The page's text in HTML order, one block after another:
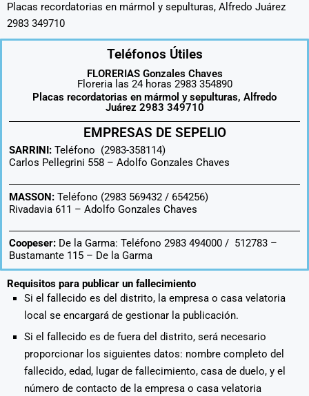
Placas recordatorias en mármol y sepulturas, Alfredo Juárez
2983 349710
Teléfonos Útiles
FLORERIAS Gonzales Chaves
Floreria las 24 horas 2983 354890
Placas recordatorias en mármol y sepulturas, Alfredo
Juárez 2983 349710
EMPRESAS DE SEPELIO
SARRINI: Teléfono (2983-358114)
Carlos Pellegrini 558 – Adolfo Gonzales Chaves
MASSON: Teléfono (2983 569432 / 654256)
Rivadavia 611 – Adolfo Gonzales Chaves
Coopeser: De la Garma: Teléfono 2983 494000 / 512783 –
Bustamante 115 – De la Garma
Requisitos para publicar un fallecimiento
Si el fallecido es del distrito, la empresa o casa velatoria
local se encargará de gestionar la publicación.
Si el fallecido es de fuera del distrito, será necesario
proporcionar los siguientes datos: nombre completo del
fallecido, edad, lugar de fallecimiento, casa de duelo, y el
número de contacto de la empresa o casa velatoria